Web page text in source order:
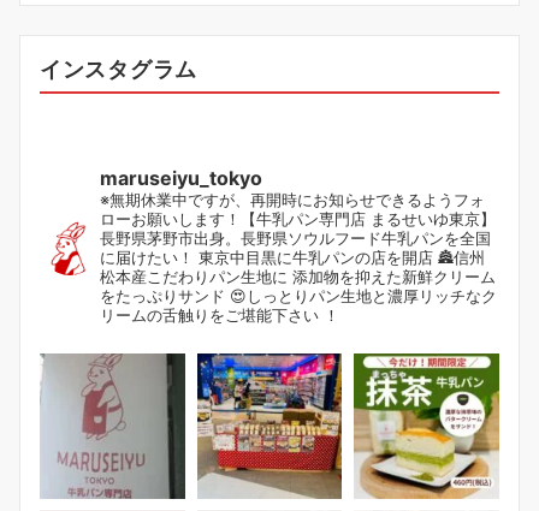
インスタグラム
maruseiyu_tokyo
※無期休業中ですが、再開時にお知らせできるようフォ
ローお願いします！【牛乳パン専門店 まるせいゆ東京】
長野県茅野市出身。長野県ソウルフード牛乳パンを全国
に届けたい！ 東京中目黒に牛乳パンの店を開店 🏯信州
松本産こだわりパン生地に 添加物を抑えた新鮮クリーム
をたっぷりサンド 😍しっとりパン生地と濃厚リッチなク
リームの舌触りをご堪能下さい ！